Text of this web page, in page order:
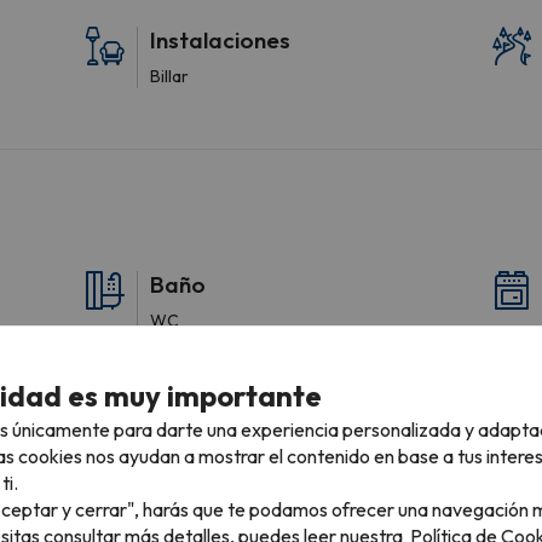
es muy importante
únicamente para darte una experiencia personalizada y
cookies nos ayudan a mostrar el contenido en base a tus
y cerrar", harás que te podamos ofrecer una navegación
consultar más detalles, puedes leer nuestra Política de
Instalaciones
Billar
Baño
WC
Papel higiénico